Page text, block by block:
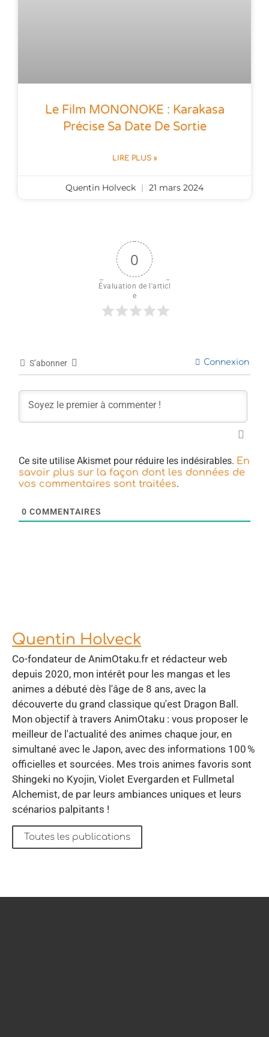
Le Film MONONOKE : Karakasa
Précise Sa Date De Sortie
LIRE PLUS »
Quentin Holveck 21 mars 2024
0
Évaluation de l'articl
e
S’abonner Connexion
Ce site utilise Akismet pour réduire les indésirables. En
savoir plus sur la façon dont les données de
vos commentaires sont traitées.
0 COMMENTAIRES
Quentin Holveck
Co-fondateur de AnimOtaku.fr et rédacteur web
depuis 2020, mon intérêt pour les mangas et les
animes a débuté dès l'âge de 8 ans, avec la
découverte du grand classique qu'est Dragon Ball.
Mon objectif à travers AnimOtaku : vous proposer le
meilleur de l'actualité des animes chaque jour, en
simultané avec le Japon, avec des informations 100 %
officielles et sourcées. Mes trois animes favoris sont
Shingeki no Kyojin, Violet Evergarden et Fullmetal
Alchemist, de par leurs ambiances uniques et leurs
scénarios palpitants !
Toutes les publications